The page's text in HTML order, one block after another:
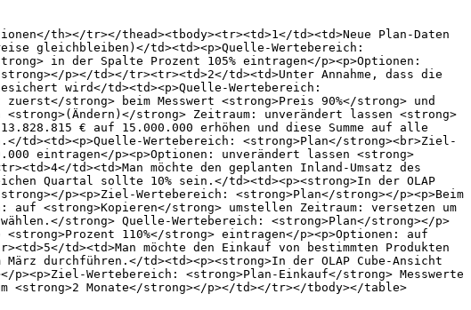
th></tr></thead><tbody><tr><td>1</td><td>Neue Plan-Daten
gleichbleiben)</td><td><p>Quelle-Wertebereich:
in der Spalte Prozent 105% eintragen</p><p>Optionen:
p></td></tr><tr><td>2</td><td>Unter Annahme, dass die
wird</td><td><p>Quelle-Wertebereich:
strong> beim Messwert <strong>Preis 90%</strong> und
<strong>(Ändern)</strong> Zeitraum: unverändert lassen <strong>
€ auf 15.000.000 erhöhen und diese Summe auf alle
Wertebereich: <strong>Plan</strong><br>Ziel-
eintragen</p><p>Optionen: unverändert lassen <strong>
td><td>Man möchte den geplanten Inland-Umsatz des
Quartal sollte 10% sein.</td><td><p><strong>In der OLAP
p><p>Ziel-Wertebereich: <strong>Plan</strong></p><p>Beim
auf <strong>Kopieren</strong> umstellen Zeitraum: versetzen um
strong> Quelle-Wertebereich: <strong>Plan</strong></p>
110%</strong> eintragen</p><p>Optionen: auf
td><td>Man möchte den Einkauf von bestimmten Produkten
durchführen.</td><td><p><strong>In der OLAP Cube-Ansicht
p><p>Ziel-Wertebereich: <strong>Plan-Einkauf</strong> Messwerte
<strong>2 Monate</strong></p></td></tr></tbody></table>